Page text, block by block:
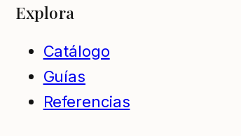
Explora
Catálogo
Guías
Referencias